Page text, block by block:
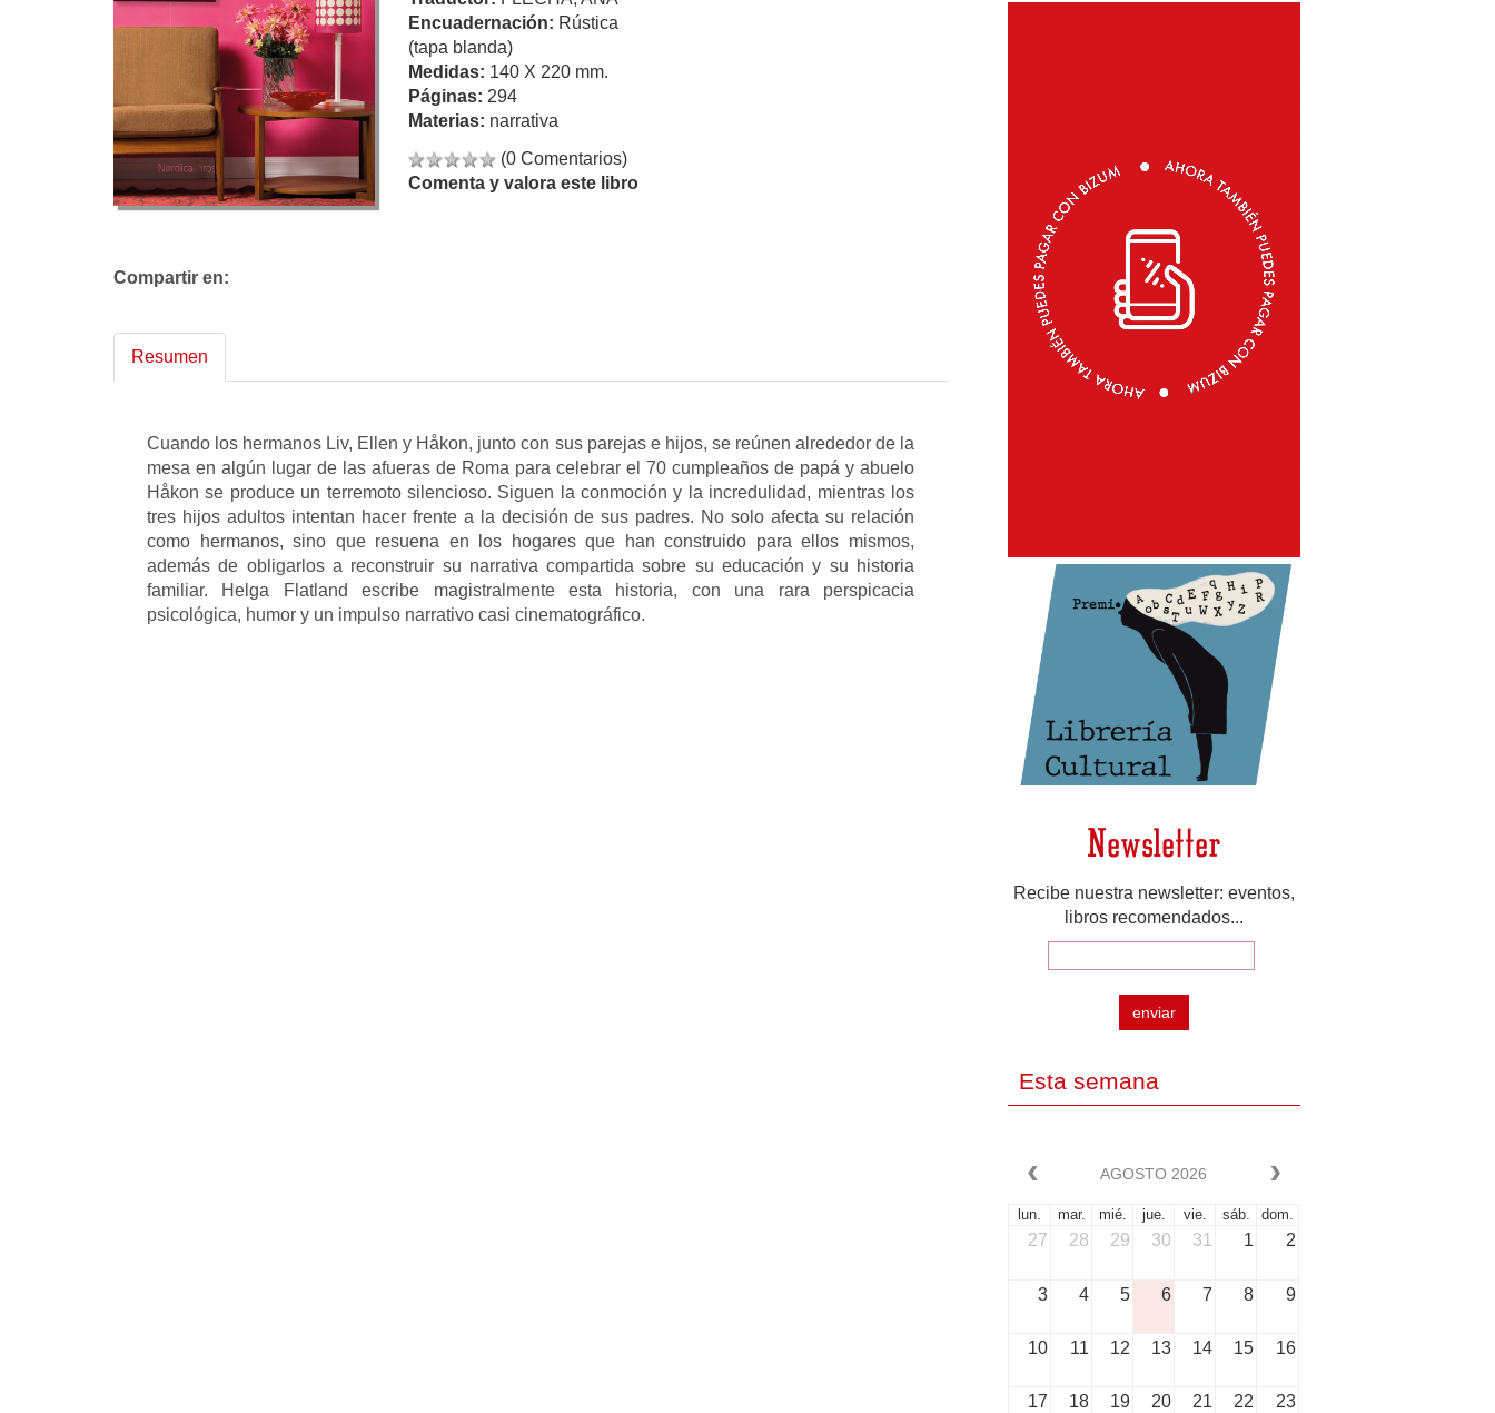
Encuadernación: Rústica
(tapa blanda)
Medidas: 140 X 220 mm.
Páginas: 294
Materias: narrativa
(0 Comentarios)
Comenta y valora este libro
Compartir en:
Resumen
Cuando los hermanos Liv, Ellen y Håkon, junto con sus parejas e hijos, se reúnen alrededor de la
mesa en algún lugar de las afueras de Roma para celebrar el 70 cumpleaños de papá y abuelo
Håkon se produce un terremoto silencioso. Siguen la conmoción y la incredulidad, mientras los
tres hijos adultos intentan hacer frente a la decisión de sus padres. No solo afecta su relación
como hermanos, sino que resuena en los hogares que han construido para ellos mismos,
además de obligarlos a reconstruir su narrativa compartida sobre su educación y su historia
familiar. Helga Flatland escribe magistralmente esta historia, con una rara perspicacia
psicológica, humor y un impulso narrativo casi cinematográfico.
Newsletter
Recibe nuestra newsletter: eventos,
libros recomendados...
enviar
Esta semana
AGOSTO 2026
lun. mar. mié. jue. vie. sáb. dom.
27 28 29 30 31 1 2
3 4 5 6 7 8 9
10 11 12 13 14 15 16
17 18 19 20 21 22 23